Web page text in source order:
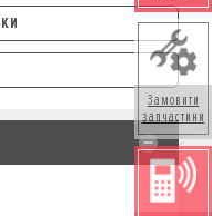
Замовити
запчастини